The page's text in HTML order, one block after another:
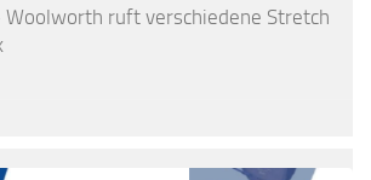
Woolworth ruft verschiedene Stretch